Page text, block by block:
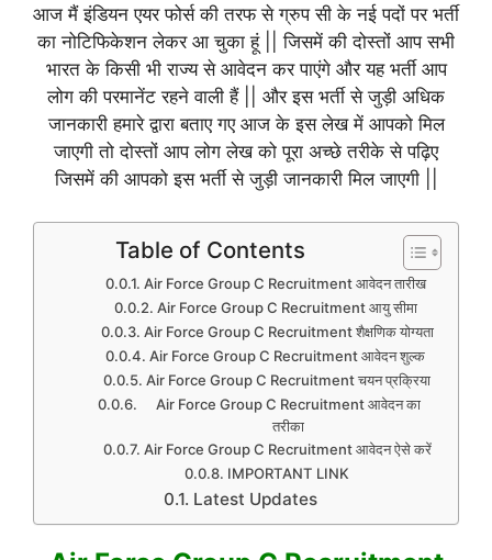
आज मैं इंडियन एयर फोर्स की तरफ से ग्रुप सी के नई पदों पर भर्ती
का नोटिफिकेशन लेकर आ चुका हूं || जिसमें की दोस्तों आप सभी
भारत के किसी भी राज्य से आवेदन कर पाएंगे और यह भर्ती आप
लोग की परमानेंट रहने वाली हैं || और इस भर्ती से जुड़ी अधिक
जानकारी हमारे द्वारा बताए गए आज के इस लेख में आपको मिल
जाएगी तो दोस्तों आप लोग लेख को पूरा अच्छे तरीके से पढ़िए
जिसमें की आपको इस भर्ती से जुड़ी जानकारी मिल जाएगी ||
Table of Contents
Air Force Group C Recruitment आवेदन तारीख
Air Force Group C Recruitment आयु सीमा
Air Force Group C Recruitment शैक्षणिक योग्यता
Air Force Group C Recruitment आवेदन शुल्क
Air Force Group C Recruitment चयन प्रक्रिया
Air Force Group C Recruitment आवेदन का
तरीका
Air Force Group C Recruitment आवेदन ऐसे करें
IMPORTANT LINK
Latest Updates